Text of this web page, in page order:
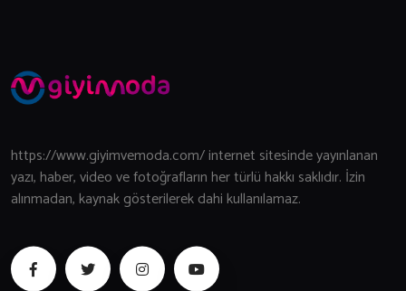
https://www.giyimvemoda.com/ internet sitesinde yayınlanan
yazı, haber, video ve fotoğrafların her türlü hakkı saklıdır. İzin
alınmadan, kaynak gösterilerek dahi kullanılamaz.